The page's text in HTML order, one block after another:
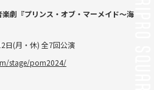
劇『プリンス・オブ・マーメイド～海
日(月・休) 全7回公演
stage/pom2024/